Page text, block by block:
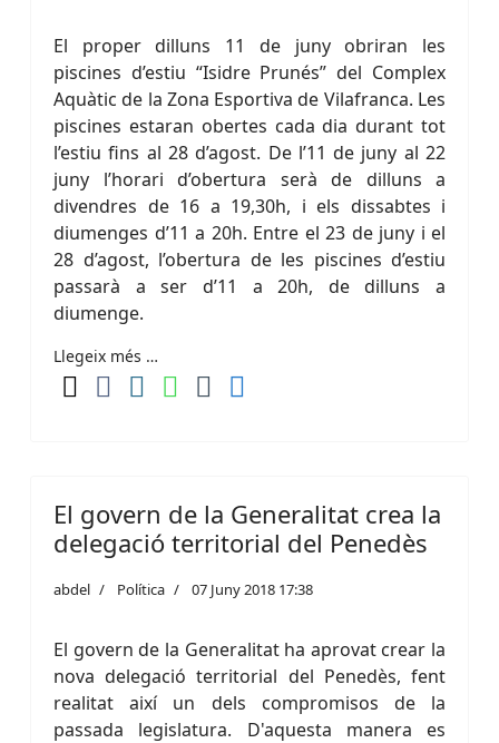
El proper dilluns 11 de juny obriran les
piscines d’estiu “Isidre Prunés” del Complex
Aquàtic de la Zona Esportiva de Vilafranca. Les
piscines estaran obertes cada dia durant tot
l’estiu fins al 28 d’agost. De l’11 de juny al 22
juny l’horari d’obertura serà de dilluns a
divendres de 16 a 19,30h, i els dissabtes i
diumenges d’11 a 20h. Entre el 23 de juny i el
28 d’agost, l’obertura de les piscines d’estiu
passarà a ser d’11 a 20h, de dilluns a
diumenge.
Llegeix més …
El govern de la Generalitat crea la
delegació territorial del Penedès
abdel Política 07 Juny 2018 17:38
El govern de la Generalitat ha aprovat crear la
nova delegació territorial del Penedès, fent
realitat així un dels compromisos de la
passada legislatura. D'aquesta manera es